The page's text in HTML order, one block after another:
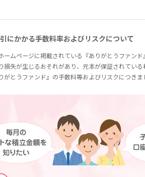
にかかる手数料率およびリスクについて
ームページに掲載されている『ありがとうファン
損失が生じるおそれがあり、元本が保証されてい
がとうファンド』の手数料等およびリスクにつき